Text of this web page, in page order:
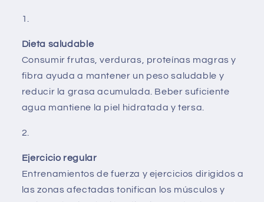
Dieta saludable
Consumir frutas, verduras, proteínas magras y
fibra ayuda a mantener un peso saludable y
reducir la grasa acumulada. Beber suficiente
agua mantiene la piel hidratada y tersa.
Ejercicio regular
Entrenamientos de fuerza y ejercicios dirigidos a
las zonas afectadas tonifican los músculos y